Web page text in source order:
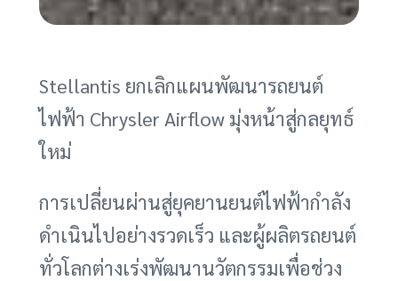
Stellantis ยกเลิกแผนพัฒนารถยนต์
ไฟฟ้า Chrysler Airflow มุ่งหน้าสู่กลยุทธ์
ใหม่
การเปลี่ยนผ่านสู่ยุคยานยนต์ไฟฟ้ากำลัง
ดำเนินไปอย่างรวดเร็ว และผู้ผลิตรถยนต์
ทั่วโลกต่างเร่งพัฒนานวัตกรรมเพื่อช่วง